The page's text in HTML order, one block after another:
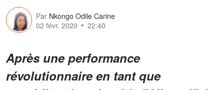
Par Nkongo Odile Carine
02 févr. 2020
22:40
Après une performance
révolutionnaire en tant que